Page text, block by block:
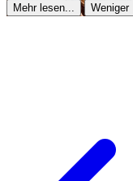
Mehr lesen... Weniger